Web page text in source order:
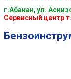
г.Абакан, ул.
Сервисный центр